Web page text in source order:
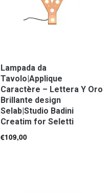
Lampada da
Tavolo|Applique
Caractère – Lettera Y Oro
Brillante design
Selab|Studio Badini
Creatim for Seletti
€109,00